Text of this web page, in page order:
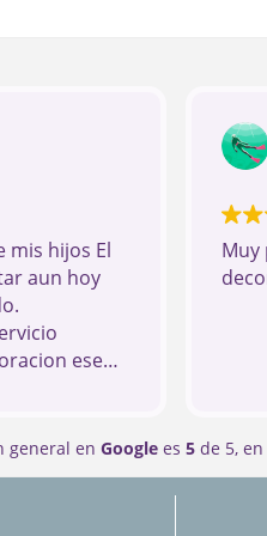
mis hijos El
aun hoy
ese
Muy
general en Googlees 5de 5, en